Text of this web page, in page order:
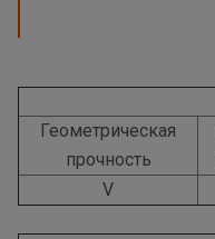
Геометрическая
прочность
V